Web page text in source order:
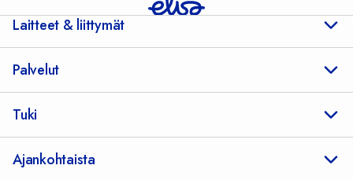
Laitteet & liittymät
Palvelut
Tuki
Ajankohtaista